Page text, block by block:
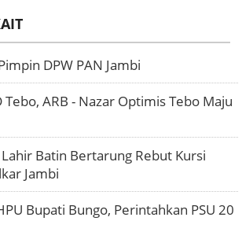
DPW PAN Jambi
Tebo, ARB - Nazar Optimis Tebo Maju
Lahir Batin Bertarung Rebut Kursi
Jambi
Bupati Bungo, Perintahkan PSU 20